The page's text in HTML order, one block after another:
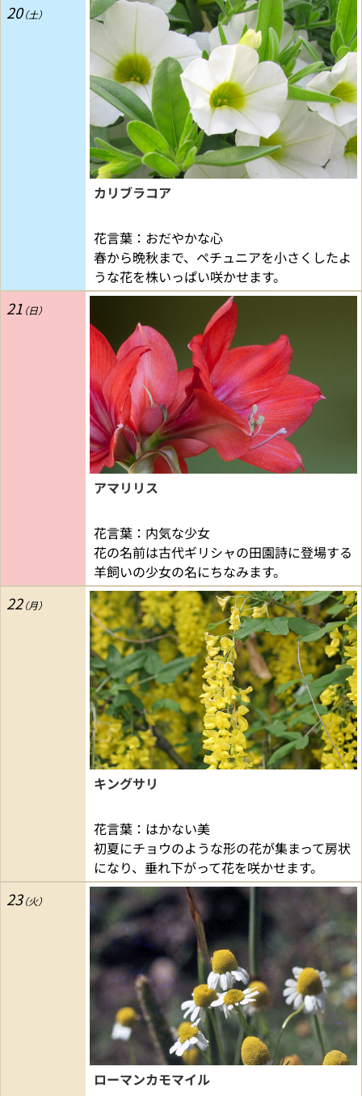
20
カリブラコア
花言葉：おだやかな心
春から晩秋まで、ペチュニアを小さくしたよ
うな花を株いっぱい咲かせます。
21
アマリリス
花言葉：内気な少女
花の名前は古代ギリシャの田園詩に登場する
羊飼いの少女の名にちなみます。
22
キングサリ
花言葉：はかない美
初夏にチョウのような形の花が集まって房状
になり、垂れ下がって花を咲かせます。
23
ローマンカモマイル